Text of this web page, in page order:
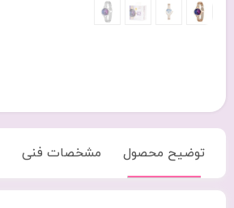
توضیح محصول مشخصات فنی